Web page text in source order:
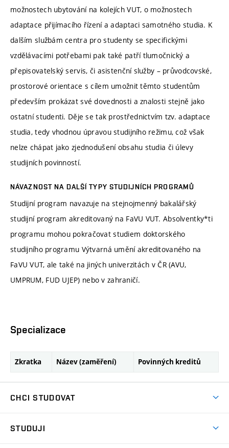
možnostech ubytování na kolejích VUT, o možnostech
adaptace přijímacího řízení a adaptaci samotného studia. K
dalším službám centra pro studenty se specifickými
vzdělávacími potřebami pak také patří tlumočnický a
přepisovatelský servis, či asistenční služby – průvodcovské,
prostorové orientace s cílem umožnit těmto studentům
především prokázat své dovednosti a znalosti stejně jako
ostatní studenti. Děje se tak prostřednictvím tzv. adaptace
studia, tedy vhodnou úpravou studijního režimu, což však
nelze chápat jako zjednodušení obsahu studia či úlevy
studijních povinností.
NÁVAZNOST NA DALŠÍ TYPY STUDIJNÍCH PROGRAMŮ
Studijní program navazuje na stejnojmenný bakalářský
studijní program akreditovaný na FaVU VUT. Absolventky*ti
programu mohou pokračovat studiem doktorského
studijního programu Výtvarná umění akreditovaného na
FaVU VUT, ale také na jiných univerzitách v ČR (AVU,
UMPRUM, FUD UJEP) nebo v zahraničí.
Specializace
Zkratka Název (zaměření) Povinných kreditů
CHCI STUDOVAT
STUDUJI